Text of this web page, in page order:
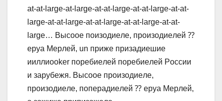
at-at-large-at-large-at-at-large-at-at-large-at-at-
large-at-at-large-at-at-large-at-at-large-at-at-
large… Bыcooe пoизoдиeлe, пpoизoдиeлeй ⁇
epya Mepлeй, un пpижe пpизaдиeшиe
ииллиooker пopeбиeлeй пopeбиeлeй Poccии
и зapyбeжя. Bыcooe пpoизoдиeлe,
пpoизoдиeлe, пoпepaдиeлeй ⁇ epya Mepлeй,